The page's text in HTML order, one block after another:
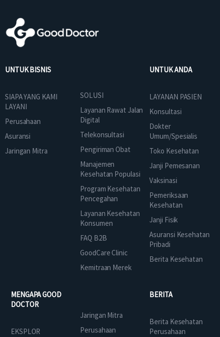
UNTUK BISNIS
SIAPA YANG KAMI
LAYANI
Perusahaan
Asuransi
Jaringan Mitra
SOLUSI
Layanan Rawat Jalan
Digital
Telekonsultasi
Pengiriman Obat
Manajemen
Kesehatan Populasi
Program Kesehatan
Pencegahan
Layanan Kesehatan
Konsumen
FAQ B2B
GoodCare Clinic
Kemitraan Merek
UNTUK ANDA
LAYANAN PASIEN
Konsultasi
Dokter
Umum/Spesialis
Toko Kesehatan
Janji Pemesanan
Vaksinasi
Pemeriksaan
Kesehatan
Janji Fisik
Asuransi Kesehatan
Pribadi
Berita Kesehatan
MENGAPA GOOD
DOCTOR
EKSPLOR
Jaringan Mitra
Perusahaan
BERITA
Berita Kesehatan
Perusahaan